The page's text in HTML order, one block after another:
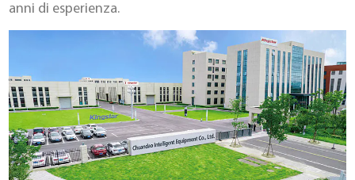
anni di esperienza.